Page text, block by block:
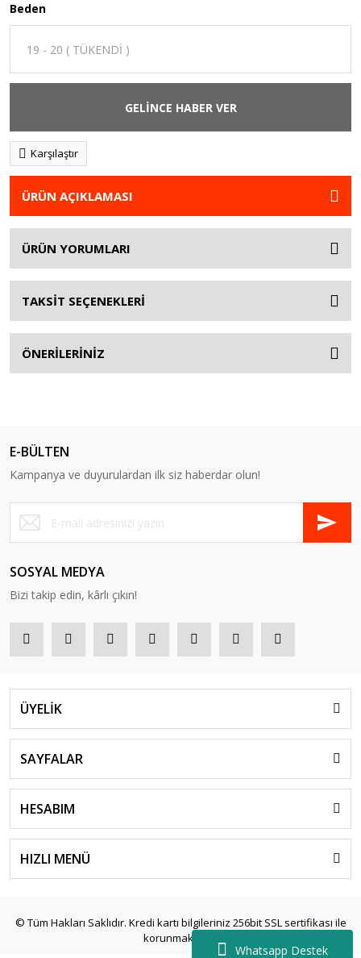
Whatsapp Destek
Beden
GELİNCE HABER VER
Karşılaştır
ÜRÜN AÇIKLAMASI
ÜRÜN YORUMLARI
TAKSİT SEÇENEKLERİ
ÖNERİLERİNİZ
E-BÜLTEN
Kampanya ve duyurulardan ilk siz haberdar olun!
SOSYAL MEDYA
Bizi takip edin, kârlı çıkın!
ÜYELİK
SAYFALAR
HESABIM
HIZLI MENÜ
© Tüm Hakları Saklıdır. Kredi kartı bilgileriniz 256bit SSL sertifikası ile
korunmaktadır.